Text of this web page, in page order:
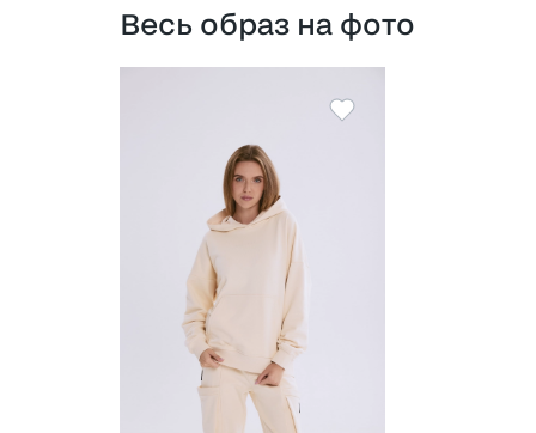
Весь образ на фото